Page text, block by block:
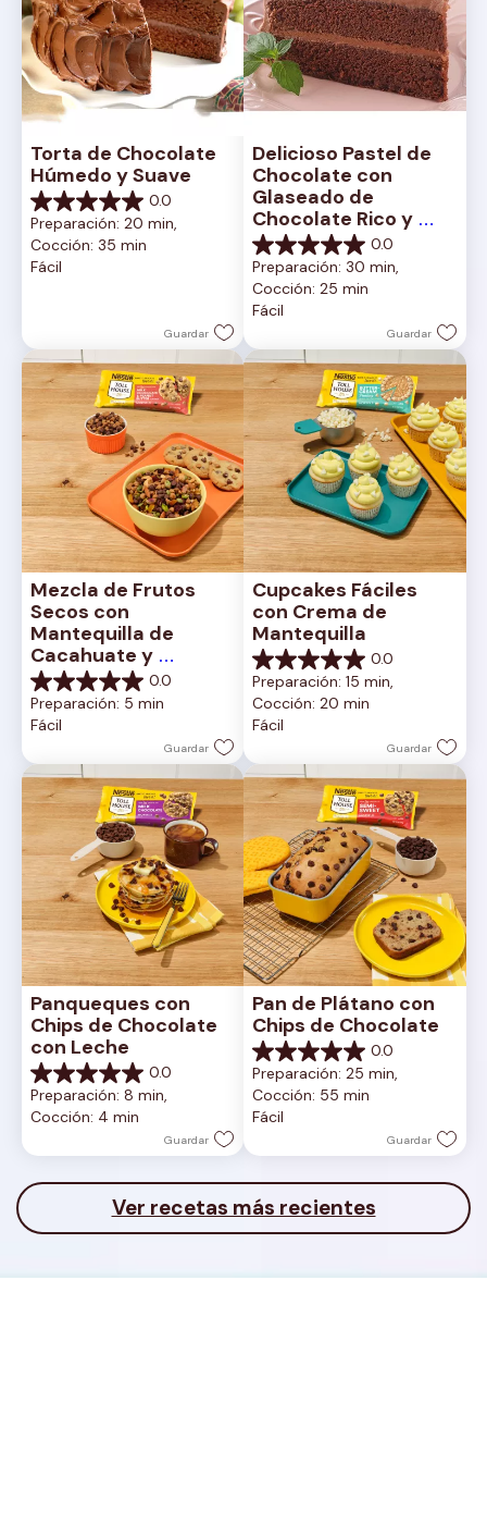
Torta de Chocolate
Húmedo y Suave
0.0
0.0
de
5
estrellas.
Preparación: 20 min,
Cocción: 35 min
Fácil
Guardar
Delicioso Pastel de
Chocolate con
Glaseado de
Chocolate Rico y
Cremoso
0.0
0.0
de
5
estrellas.
Preparación: 30 min,
Cocción: 25 min
Fácil
Guardar
Mezcla de Frutos
Secos con
Mantequilla de
Cacahuate y
Chocolate con Leche
0.0
0.0
de
5
Preparación: 5 min
Fácil
Guardar
Cupcakes Fáciles
con Crema de
Mantequilla
0.0
0.0
de
5
estrellas.
Preparación: 15 min,
Cocción: 20 min
Fácil
Guardar
Panqueques con
Chips de Chocolate
con Leche
0.0
0.0
de
5
Preparación: 8 min,
Cocción: 4 min
Guardar
Pan de Plátano con
Chips de Chocolate
0.0
0.0
de
5
estrellas.
Preparación: 25 min,
Cocción: 55 min
Fácil
Guardar
Ver recetas más recientes